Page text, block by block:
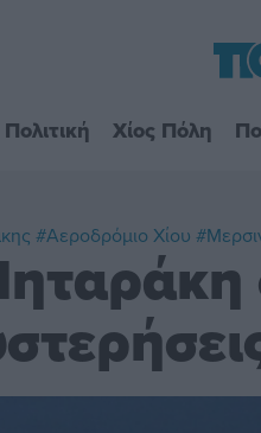
Πολιτική Χίος Πόλη
#Αεροδρόμιο Χίου